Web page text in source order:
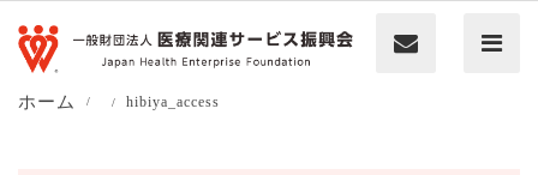
ホーム hibiya_access